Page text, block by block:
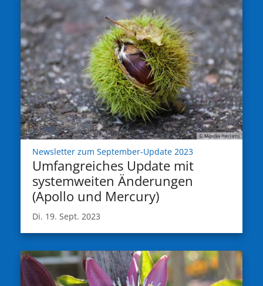
© Monika Herkens
Newsletter zum September-Update 2023:
Umfangreiches Update mit
systemweiten Änderungen
(Apollo und Mercury)
Di. 19. Sept. 2023